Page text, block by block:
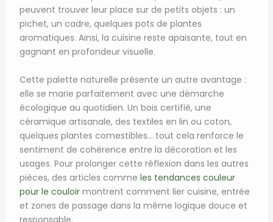
peuvent trouver leur place sur de petits objets : un
pichet, un cadre, quelques pots de plantes
aromatiques. Ainsi, la cuisine reste apaisante, tout en
gagnant en profondeur visuelle.
Cette palette naturelle présente un autre avantage :
elle se marie parfaitement avec une démarche
écologique au quotidien. Un bois certifié, une
céramique artisanale, des textiles en lin ou coton,
quelques plantes comestibles… tout cela renforce le
sentiment de cohérence entre la décoration et les
usages. Pour prolonger cette réflexion dans les autres
pièces, des articles comme les tendances couleur
pour le couloirmontrent comment lier cuisine, entrée
et zones de passage dans la même logique douce et
responsable.